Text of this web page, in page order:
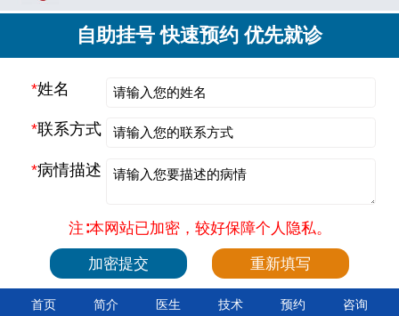
自助挂号 快速预约 优先就诊
*姓名
*联系方式
*病情描述
注∶本网站已加密，较好保障个人隐私。
首页 简介 医生 技术 预约 咨询